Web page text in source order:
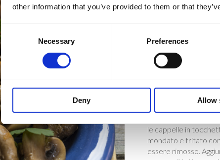
other information that you’ve provided to them or that
Selection
Necessary Preferences
Deny Allow
Ingredienti:
– un pugno di
– 2 spicchi d’aglio
– 1 cucchiaio di
– pepe
Lavare i funghi e
le cappelle in
mondato e tritato con
essere rimosso.